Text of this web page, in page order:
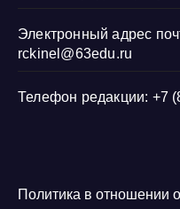
Электронный адрес
rckinel@63edu.ru
Телефон редакции: +7
Политика в отношении